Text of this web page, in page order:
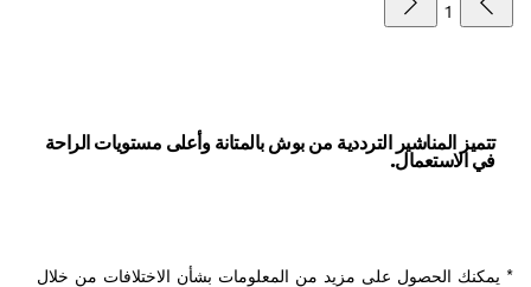
1
تتميز المناشير الترددية من بوش بالمتانة وأعلى مستويات الراحة
في الاستعمال.
* يمكنك الحصول على مزيد من المعلومات بشأن الاختلافات من خلال